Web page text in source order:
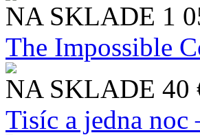
NA SKLADE 1
The Impossible
NA SKLADE 40
Tisíc a jedna noc